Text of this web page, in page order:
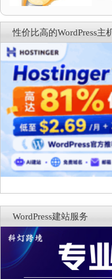
性价比高的WordPress主
WordPress建站服务